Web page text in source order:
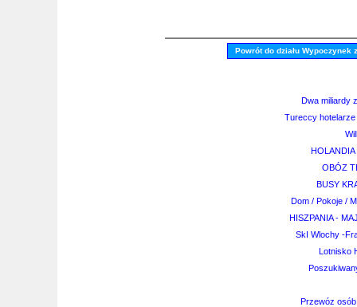
Powrót do działu Wypoczynek
Dwa miliardy
Tureccy
OBÓZ
BUSY
Dom / Pokoje /
HISZPANIA -
SkI Wlochy -
Lotnisko
Przewóz